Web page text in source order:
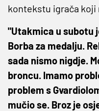
kontekstu igrača koji
"Utakmica u subotu
Borba za medalju.
sada nismo nigdje.
broncu. Imamo
problem s
mučio se. Broz je